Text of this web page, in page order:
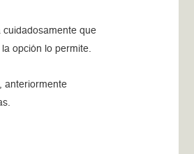
cuidadosamente que
opción lo permite.
anteriormente